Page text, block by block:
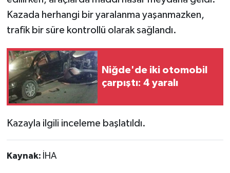
Kazada herhangi bir yaralanma yaşanmazken,
trafik bir süre kontrollü olarak sağlandı.
Niğde'de iki otomobil
çarpıştı: 4 yaralı
Kazayla ilgili inceleme başlatıldı.
Kaynak: İHA